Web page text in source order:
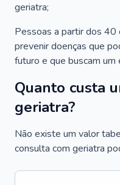
geriatra;
Pessoas a partir dos
prevenir doenças que
futuro e que buscam
Quanto custa
geriatra?
Não existe um valor
consulta com geriatra